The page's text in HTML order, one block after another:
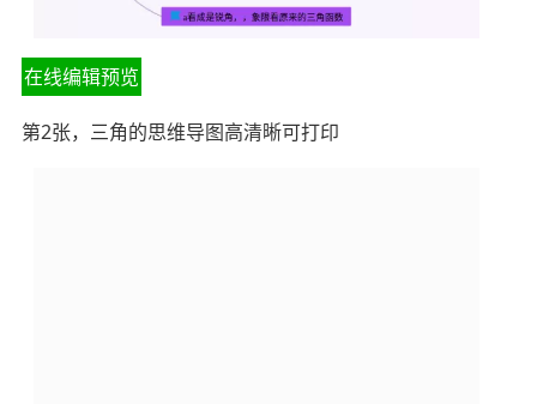
在线编辑预览
第2张，三角的思维导图高清晰可打印